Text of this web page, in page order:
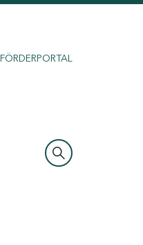
FÖRDERPORTAL